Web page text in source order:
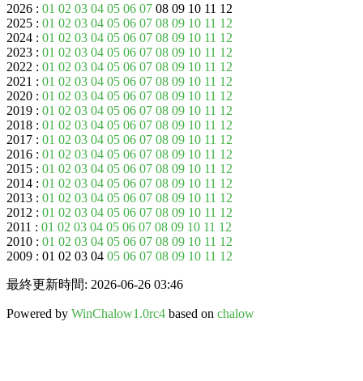
2026 : 01 02 03 04 05 06 07 08 09 10 11 12
2025 : 01 02 03 04 05 06 07 08 09 10 11 12
2024 : 01 02 03 04 05 06 07 08 09 10 11 12
2023 : 01 02 03 04 05 06 07 08 09 10 11 12
2022 : 01 02 03 04 05 06 07 08 09 10 11 12
2021 : 01 02 03 04 05 06 07 08 09 10 11 12
2020 : 01 02 03 04 05 06 07 08 09 10 11 12
2019 : 01 02 03 04 05 06 07 08 09 10 11 12
2018 : 01 02 03 04 05 06 07 08 09 10 11 12
2017 : 01 02 03 04 05 06 07 08 09 10 11 12
2016 : 01 02 03 04 05 06 07 08 09 10 11 12
2015 : 01 02 03 04 05 06 07 08 09 10 11 12
2014 : 01 02 03 04 05 06 07 08 09 10 11 12
2013 : 01 02 03 04 05 06 07 08 09 10 11 12
2012 : 01 02 03 04 05 06 07 08 09 10 11 12
2011 : 01 02 03 04 05 06 07 08 09 10 11 12
2010 : 01 02 03 04 05 06 07 08 09 10 11 12
2009 : 01 02 03 04 05 06 07 08 09 10 11 12
最終更新時間: 2026-06-26 03:46
Powered by WinChalow1.0rc4 based on chalow